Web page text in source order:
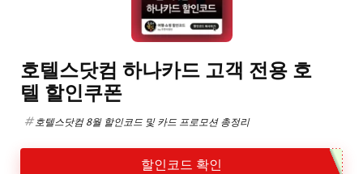
호텔스닷컴 하나카드 고객 전용 호
텔 할인쿠폰
호텔스닷컴 8월 할인코드 및 카드 프로모션 총정리
할인코드 확인